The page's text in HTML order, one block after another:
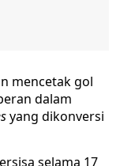
mencetak gol
dalam
yang dikonversi
selama 17